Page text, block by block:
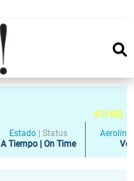
4:21 HRS
Estado
Status
A Tiempo | On Time